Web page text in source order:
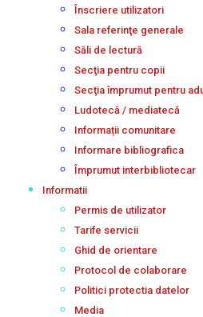
Înscriere utilizatori
Sala referinţe generale
Săli de lectură
Secţia pentru copii
Secţia împrumut pentru
Ludotecă / mediatecă
Informații comunitare
Informare bibliografica
Împrumut interbibliotecar
Informatii
Permis de utilizator
Tarife servicii
Ghid de orientare
Protocol de colaborare
Politici protectia datelor
Media